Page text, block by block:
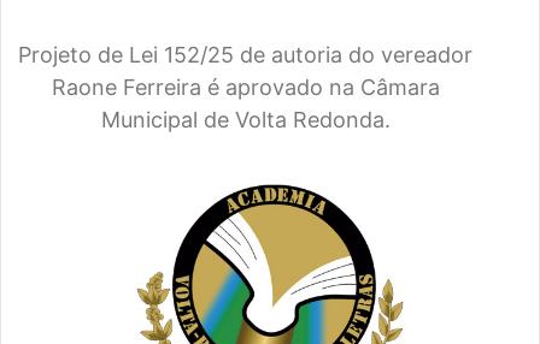
Projeto de Lei 152/25 de autoria do vereador
Raone Ferreira é aprovado na Câmara
Municipal de Volta Redonda.